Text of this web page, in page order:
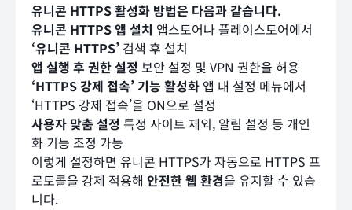
유니콘 HTTPS 활성화 방법은 다음과 같습니다.
유니콘 HTTPS 앱 설치 앱스토어나 플레이스토어에서
‘유니콘 HTTPS’ 검색 후 설치
앱 실행 후 권한 설정 보안 설정 및 VPN 권한을 허용
‘HTTPS 강제 접속’ 기능 활성화 앱 내 설정 메뉴에서
‘HTTPS 강제 접속’을 ON으로 설정
사용자 맞춤 설정 특정 사이트 제외, 알림 설정 등 개인
화 기능 조정 가능
이렇게 설정하면 유니콘 HTTPS가 자동으로 HTTPS 프
로토콜을 강제 적용해 안전한 웹 환경을 유지할 수 있습
니다.